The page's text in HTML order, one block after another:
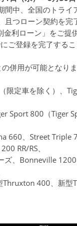
間中、全国のトライ
且つローン契約を完
利ローン」をご提
ご登録を完了する
併用が可能となりま
限定車を除く）、
Sport 800（Tiger
660、Street Triple
RR/RS、
ズ、Bonneville
Thruxton 400、新型